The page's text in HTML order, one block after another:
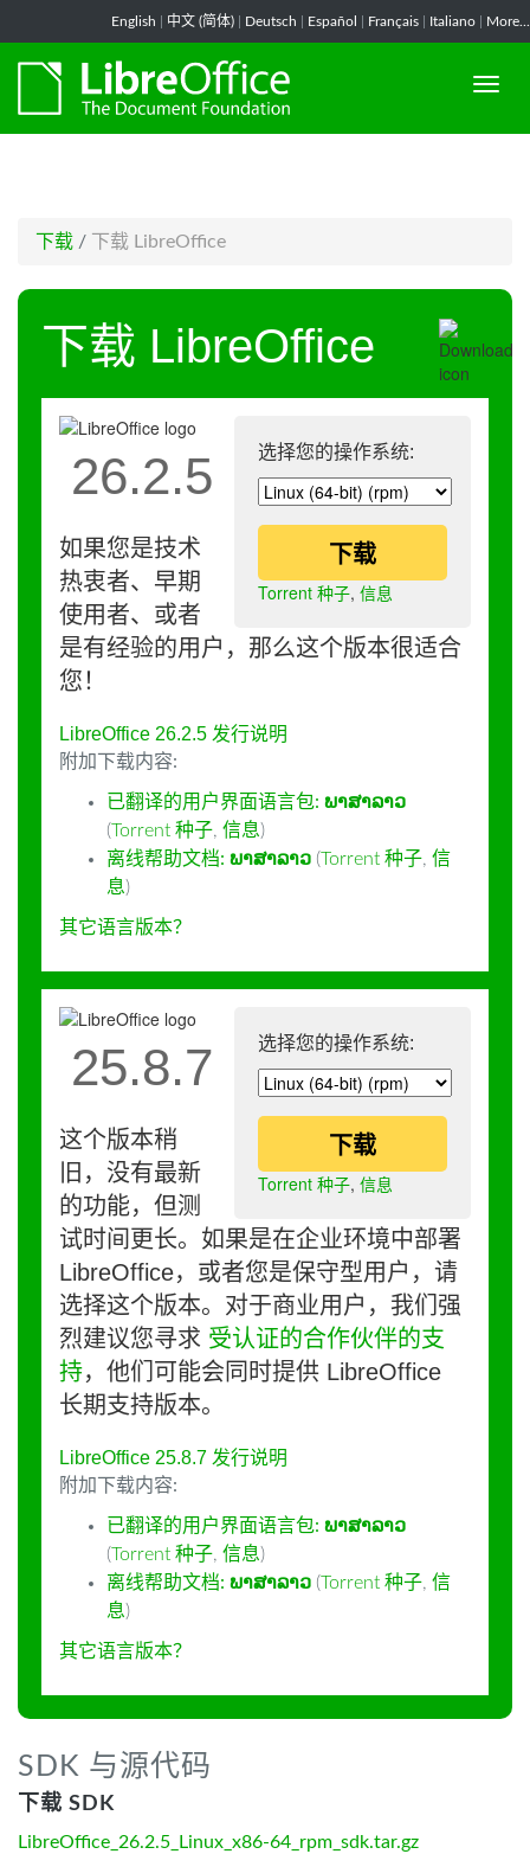
English 中文 (简体) Deutsch Español Français Italiano More...
下载 / 下载 LibreOffice
下载 LibreOffice
选择您的操作系统:
下载
Torrent 种子, 信息
26.2.5
如果您是技术
热衷者、早期
使用者、或者
是有经验的用户，那么这个版本很适合
您！
LibreOffice 26.2.5 发行说明
附加下载内容:
已翻译的用户界面语言包: ພາສາລາວ
(Torrent 种子, 信息)
离线帮助文档: ພາສາລາວ (Torrent 种子, 信
息)
其它语言版本？
选择您的操作系统:
下载
Torrent 种子, 信息
25.8.7
这个版本稍
旧，没有最新
的功能，但测
试时间更长。如果是在企业环境中部署
LibreOffice，或者您是保守型用户，请
选择这个版本。对于商业用户，我们强
烈建议您寻求 受认证的合作伙伴的支
持，他们可能会同时提供 LibreOffice
长期支持版本。
LibreOffice 25.8.7 发行说明
附加下载内容:
已翻译的用户界面语言包: ພາສາລາວ
(Torrent 种子, 信息)
离线帮助文档: ພາສາລາວ (Torrent 种子, 信
息)
其它语言版本？
SDK 与源代码
下载 SDK
LibreOffice_26.2.5_Linux_x86-64_rpm_sdk.tar.gz